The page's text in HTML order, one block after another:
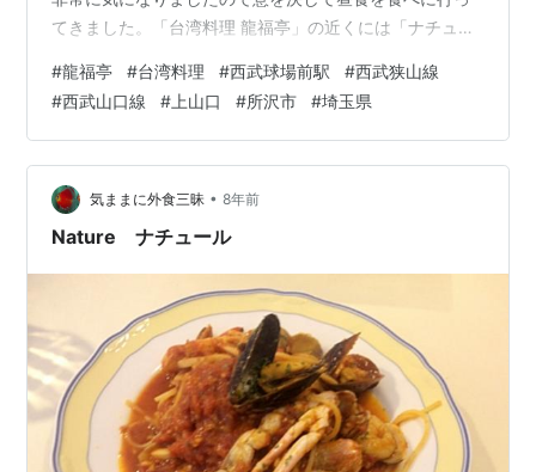
てきました。「台湾料理 龍福亭」の近くには「ナチュー
龍福亭 看板 台湾料理 龍福亭 外観 台湾料理 龍福亭 店内
店に入ると先客が2組ほどおりました。席に着きメニュー
を見ると油淋鶏があったのでタレを別添えに出来ないか
聞いて可能との事でしたので油淋鶏のランチ、お腹が空
いていたので酢豚を別で単品で注文しました。 台湾料理
龍…
#龍福亭 #台湾料理 #西武球場前駅 #西武狭山線
#西武山口線 # 上山口 #所沢市 #埼玉県
気ままに外食三昧 • 8年前
Nature ナチュール